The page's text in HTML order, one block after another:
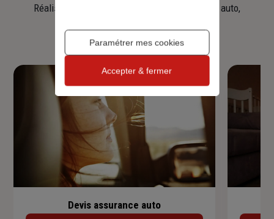
Réalisez une simulation tarifaire d'assurance, auto,
Devis assurance auto
Paramétrer mes cookies
Accepter & fermer